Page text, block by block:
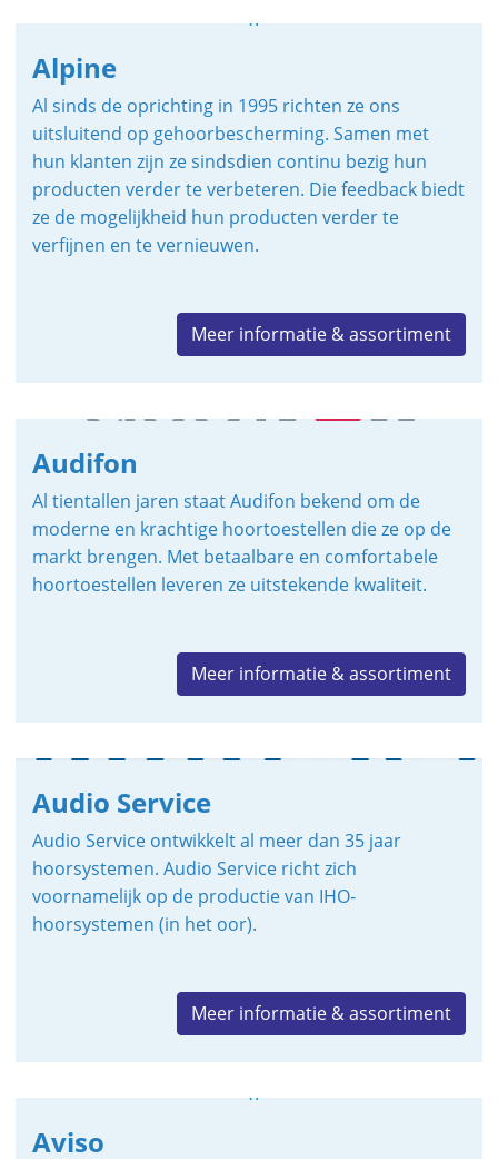
Alpine
Al sinds de oprichting in 1995 richten ze ons
uitsluitend op gehoorbescherming. Samen met
hun klanten zijn ze sindsdien continu bezig hun
producten verder te verbeteren. Die feedback biedt
ze de mogelijkheid hun producten verder te
verfijnen en te vernieuwen.
Meer informatie & assortiment
Audifon
Al tientallen jaren staat Audifon bekend om de
moderne en krachtige hoortoestellen die ze op de
markt brengen. Met betaalbare en comfortabele
hoortoestellen leveren ze uitstekende kwaliteit.
Meer informatie & assortiment
Audio Service
Audio Service ontwikkelt al meer dan 35 jaar
hoorsystemen. Audio Service richt zich
voornamelijk op de productie van IHO-
hoorsystemen (in het oor).
Meer informatie & assortiment
Aviso